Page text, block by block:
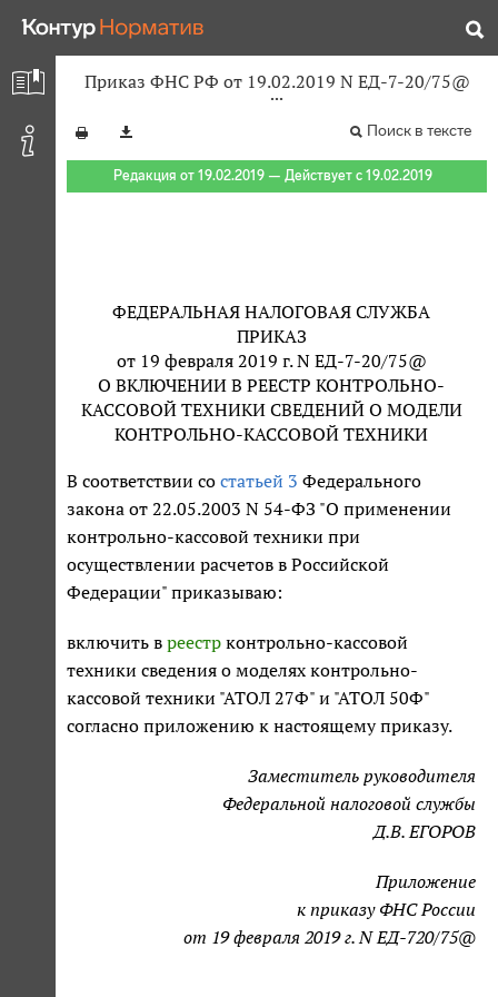
Приказ ФНС РФ от 19.02.2019 N ЕД-7-20/75@
Поиск в тексте
Редакция от 19.02.2019 — Действует с 19.02.2019
ФЕДЕРАЛЬНАЯ НАЛОГОВАЯ СЛУЖБА
ПРИКАЗ
от 19 февраля 2019 г. N ЕД-7-20/75@
О ВКЛЮЧЕНИИ В РЕЕСТР КОНТРОЛЬНО-
КАССОВОЙ ТЕХНИКИ СВЕДЕНИЙ О МОДЕЛИ
КОНТРОЛЬНО-КАССОВОЙ ТЕХНИКИ
В соответствии со статьей 3 Федерального
закона от 22.05.2003 N 54-ФЗ "О применении
контрольно-кассовой техники при
осуществлении расчетов в Российской
Федерации" приказываю:
включить в реестр контрольно-кассовой
техники сведения о моделях контрольно-
кассовой техники "АТОЛ 27Ф" и "АТОЛ 50Ф"
согласно приложению к настоящему приказу.
Заместитель руководителя
Федеральной налоговой службы
Д.В. ЕГОРОВ
Приложение
к приказу ФНС России
от 19 февраля 2019 г. N ЕД-720/75@